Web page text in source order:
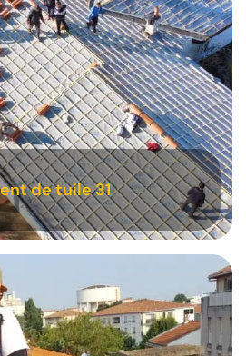
de tuile 31